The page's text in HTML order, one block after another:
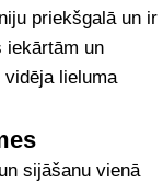
priekšgalā un ir
iekārtām un
lieluma
sijāšanu vienā